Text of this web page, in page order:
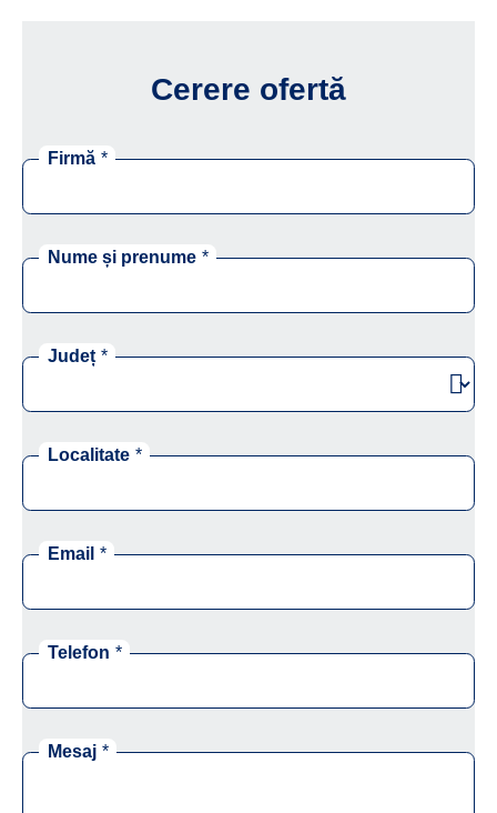
Cerere ofertă
Firmă *
Nume și prenume *
Județ *
Localitate *
Email *
Telefon *
Mesaj *